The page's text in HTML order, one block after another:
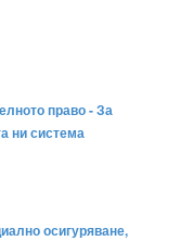
право - За
ни система
осигуряване,